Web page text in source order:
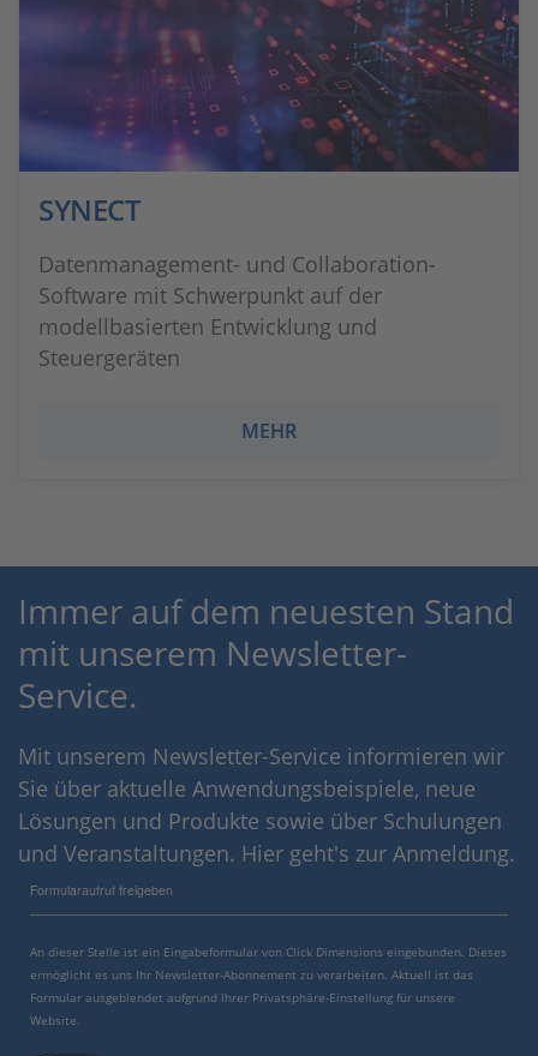
SYNECT
Datenmanagement- und Collaboration-
Software mit Schwerpunkt auf der
modellbasierten Entwicklung und
Steuergeräten
MEHR
Immer auf dem neuesten Stand
mit unserem Newsletter-
Service.
Mit unserem Newsletter-Service informieren wir
Sie über aktuelle Anwendungsbeispiele, neue
Lösungen und Produkte sowie über Schulungen
und Veranstaltungen. Hier geht's zur Anmeldung.
Formularaufruf freigeben
An dieser Stelle ist ein Eingabeformular von Click Dimensions eingebunden. Dieses
ermöglicht es uns Ihr Newsletter-Abonnement zu verarbeiten. Aktuell ist das
Formular ausgeblendet aufgrund Ihrer Privatsphäre-Einstellung für unsere
Website.